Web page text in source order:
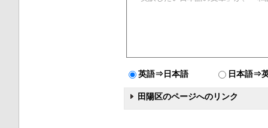
英語⇒日本語 日本語⇒
田陽区のページへのリンク